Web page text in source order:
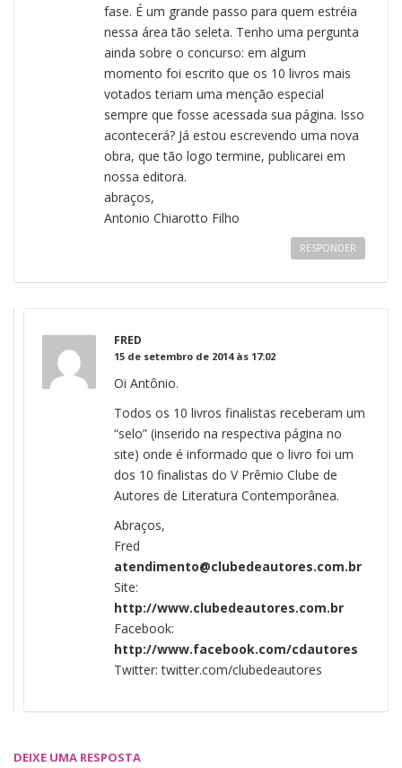
fase. É um grande passo para quem estréia
nessa área tão seleta. Tenho uma pergunta
ainda sobre o concurso: em algum
momento foi escrito que os 10 livros mais
votados teriam uma menção especial
sempre que fosse acessada sua página. Isso
acontecerá? Já estou escrevendo uma nova
obra, que tão logo termine, publicarei em
nossa editora.
abraços,
Antonio Chiarotto Filho
RESPONDER
FRED
15 de setembro de 2014 às 17:02
Oi Antônio.
Todos os 10 livros finalistas receberam um
“selo” (inserido na respectiva página no
site) onde é informado que o livro foi um
dos 10 finalistas do V Prêmio Clube de
Autores de Literatura Contemporânea.
Abraços,
Fred
atendimento@clubedeautores.com.br
Site:
http://www.clubedeautores.com.br
Facebook:
http://www.facebook.com/cdautores
Twitter: twitter.com/clubedeautores
DEIXE UMA RESPOSTA